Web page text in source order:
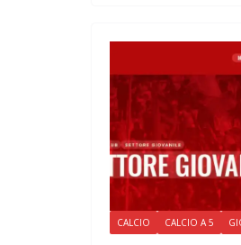
CALCIO CALCIO A 5